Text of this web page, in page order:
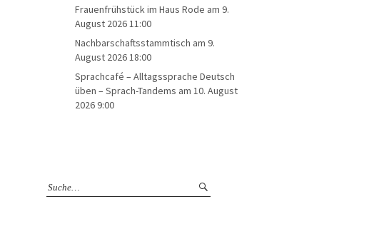
Frauenfrühstück im Haus Rode am 9.
August 2026 11:00
Nachbarschaftsstammtisch am 9.
August 2026 18:00
Sprachcafé – Alltagssprache Deutsch
üben – Sprach-Tandems am 10. August
2026 9:00